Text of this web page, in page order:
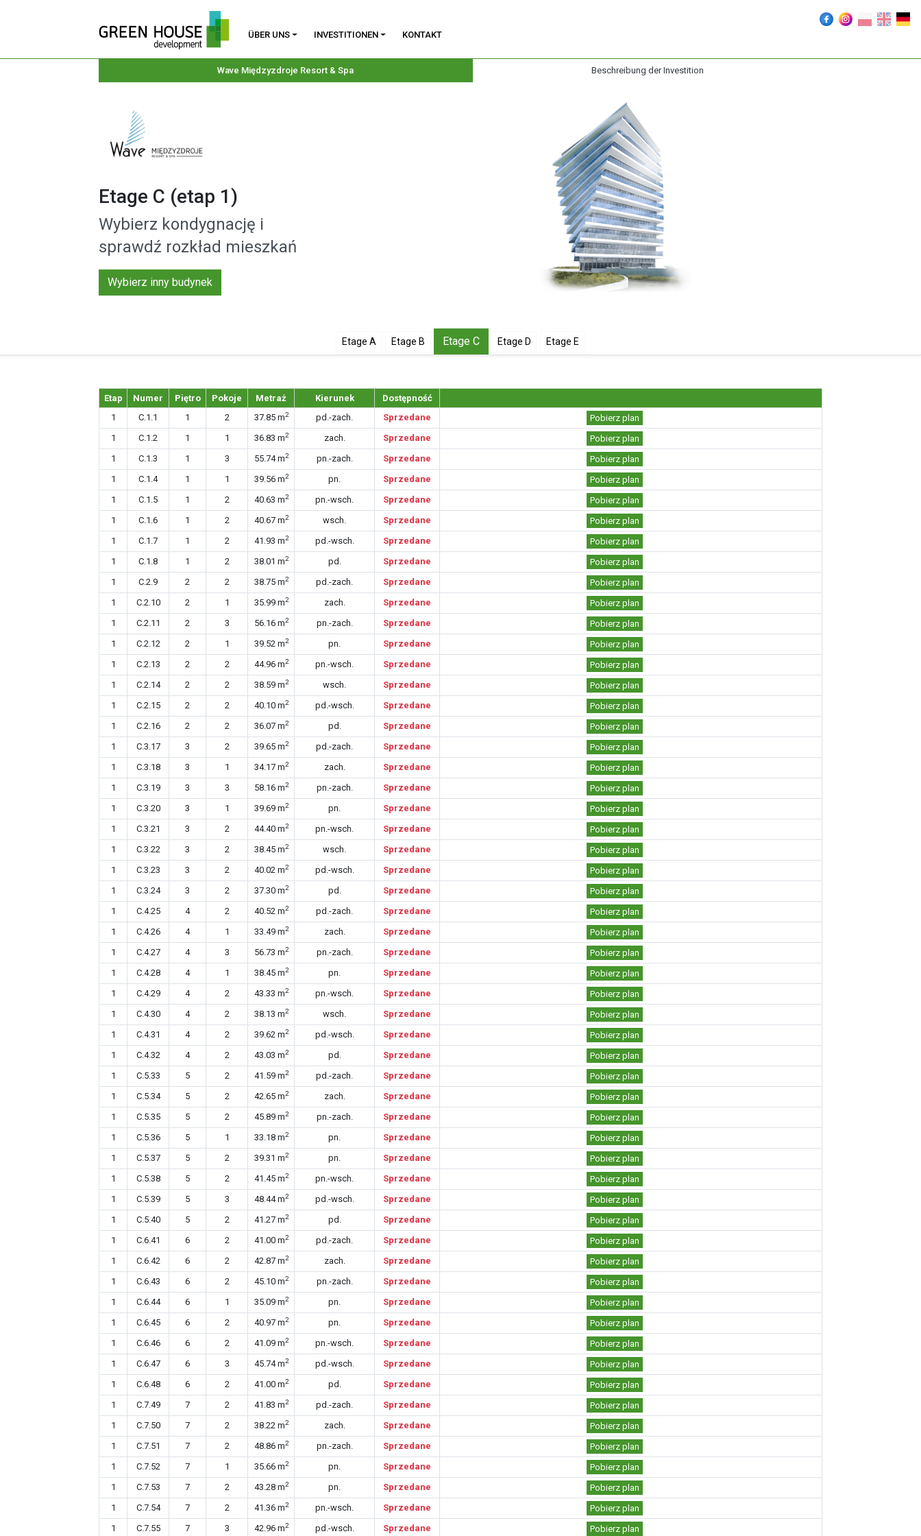
ÜBER UNS INVESTITIONEN KONTAKT
Wave Międzyzdroje Resort & Spa Beschreibung der Investition
Etage C (etap 1)
Wybierz kondygnację i
sprawdź rozkład mieszkań
Wybierz inny budynek
Etage A Etage B Etage C Etage D Etage E
Etap Numer Piętro Pokoje Metraż Kierunek
Dostępność
1
C.1.1 1 2 37.85 m2 pd.-zach. Sprzedane
Pobierz plan
1
C.1.2 1 1 36.83 m2 zach. Sprzedane
Pobierz plan
1
C.1.3 1 3 55.74 m2 pn.-zach. Sprzedane
Pobierz plan
1
C.1.4 1 1 39.56 m2 pn. Sprzedane
Pobierz plan
1
C.1.5 1 2 40.63 m2 pn.-wsch. Sprzedane
Pobierz plan
1
C.1.6 1 2 40.67 m2 wsch. Sprzedane
Pobierz plan
1
C.1.7 1 2 41.93 m2 pd.-wsch. Sprzedane
Pobierz plan
1
C.1.8 1 2 38.01 m2 pd. Sprzedane
Pobierz plan
1
C.2.9 2 2 38.75 m2 pd.-zach. Sprzedane
Pobierz plan
1
C.2.10 2 1 35.99 m2 zach. Sprzedane
Pobierz plan
1
C.2.11 2 3 56.16 m2 pn.-zach. Sprzedane
Pobierz plan
1
C.2.12 2 1 39.52 m2 pn. Sprzedane
Pobierz plan
1
C.2.13 2 2 44.96 m2 pn.-wsch. Sprzedane
Pobierz plan
1
C.2.14 2 2 38.59 m2 wsch. Sprzedane
Pobierz plan
1
C.2.15 2 2 40.10 m2 pd.-wsch. Sprzedane
Pobierz plan
1
C.2.16 2 2 36.07 m2 pd. Sprzedane
Pobierz plan
1
C.3.17 3 2 39.65 m2 pd.-zach. Sprzedane
Pobierz plan
1
C.3.18 3 1 34.17 m2 zach. Sprzedane
Pobierz plan
1
C.3.19 3 3 58.16 m2 pn.-zach. Sprzedane
Pobierz plan
1
C.3.20 3 1 39.69 m2 pn. Sprzedane
Pobierz plan
1
C.3.21 3 2 44.40 m2 pn.-wsch. Sprzedane
Pobierz plan
1
C.3.22 3 2 38.45 m2 wsch. Sprzedane
Pobierz plan
1
C.3.23 3 2 40.02 m2 pd.-wsch. Sprzedane
Pobierz plan
1
C.3.24 3 2 37.30 m2 pd. Sprzedane
Pobierz plan
1
C.4.25 4 2 40.52 m2 pd.-zach. Sprzedane
Pobierz plan
1
C.4.26 4 1 33.49 m2 zach. Sprzedane
Pobierz plan
1
C.4.27 4 3 56.73 m2 pn.-zach. Sprzedane
Pobierz plan
1
C.4.28 4 1 38.45 m2 pn. Sprzedane
Pobierz plan
1
C.4.29 4 2 43.33 m2 pn.-wsch. Sprzedane
Pobierz plan
1
C.4.30 4 2 38.13 m2 wsch. Sprzedane
Pobierz plan
1
C.4.31 4 2 39.62 m2 pd.-wsch. Sprzedane
Pobierz plan
1
C.4.32 4 2 43.03 m2 pd. Sprzedane
Pobierz plan
1
C.5.33 5 2 41.59 m2 pd.-zach. Sprzedane
Pobierz plan
1
C.5.34 5 2 42.65 m2 zach. Sprzedane
Pobierz plan
1
C.5.35 5 2 45.89 m2 pn.-zach. Sprzedane
Pobierz plan
1
C.5.36 5 1 33.18 m2 pn. Sprzedane
Pobierz plan
1
C.5.37 5 2 39.31 m2 pn. Sprzedane
Pobierz plan
1
C.5.38 5 2 41.45 m2 pn.-wsch. Sprzedane
Pobierz plan
1
C.5.39 5 3 48.44 m2 pd.-wsch. Sprzedane
Pobierz plan
1
C.5.40 5 2 41.27 m2 pd. Sprzedane
Pobierz plan
1
C.6.41 6 2 41.00 m2 pd.-zach. Sprzedane
Pobierz plan
1
C.6.42 6 2 42.87 m2 zach. Sprzedane
Pobierz plan
1
C.6.43 6 2 45.10 m2 pn.-zach. Sprzedane
Pobierz plan
1
C.6.44 6 1 35.09 m2 pn. Sprzedane
Pobierz plan
1
C.6.45 6 2 40.97 m2 pn. Sprzedane
Pobierz plan
1
C.6.46 6 2 41.09 m2 pn.-wsch. Sprzedane
Pobierz plan
1
C.6.47 6 3 45.74 m2 pd.-wsch. Sprzedane
Pobierz plan
1
C.6.48 6 2 41.00 m2 pd. Sprzedane
Pobierz plan
1
C.7.49 7 2 41.83 m2 pd.-zach. Sprzedane
Pobierz plan
1
C.7.50 7 2 38.22 m2 zach. Sprzedane
Pobierz plan
1
C.7.51 7 2 48.86 m2 pn.-zach. Sprzedane
Pobierz plan
1
C.7.52 7 1 35.66 m2 pn. Sprzedane
Pobierz plan
1
C.7.53 7 2 43.28 m2 pn. Sprzedane
Pobierz plan
1
C.7.54 7 2 41.36 m2 pn.-wsch. Sprzedane
Pobierz plan
1
C.7.55 7 3 42.96 m2 pd.-wsch. Sprzedane
Pobierz plan